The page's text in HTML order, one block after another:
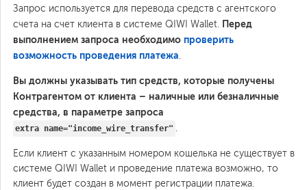
Запрос используется для перевода средств с агентского
счета на счет клиента в системе QIWI Wallet. Перед
выполнением запроса необходимо проверить
возможность проведения платежа.
Вы должны указывать тип средств, которые получены
Контрагентом от клиента – наличные или безналичные
средства, в параметре запроса
extra name="income_wire_transfer" .
Если клиент с указанным номером кошелька не существует в
системе QIWI Wallet и проведение платежа возможно, то
клиент будет создан в момент регистрации платежа.